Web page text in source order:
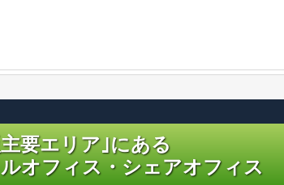
要エリア｣にある
オフィス・シェアオフィス